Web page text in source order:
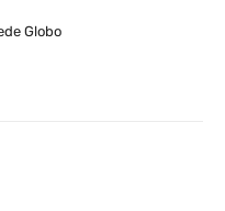
Globo